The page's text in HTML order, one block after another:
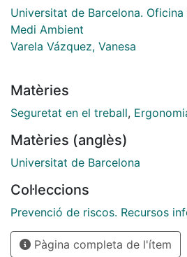
Universitat de Barcelona.
Medi Ambient
Varela Vázquez, Vanesa
Matèries
Seguretat en el treball,
Matèries (anglès)
Universitat de Barcelona
Col·leccions
Prevenció de riscos. Recursos
Pàgina completa de l'ítem